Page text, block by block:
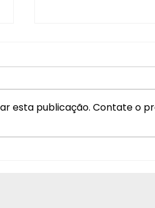
esta publicação. Contate o